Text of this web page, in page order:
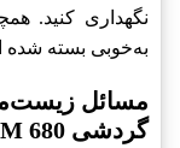
نگهداری کنید.
به‌خوبی بسته شده
مسائل
گردشی CM 680